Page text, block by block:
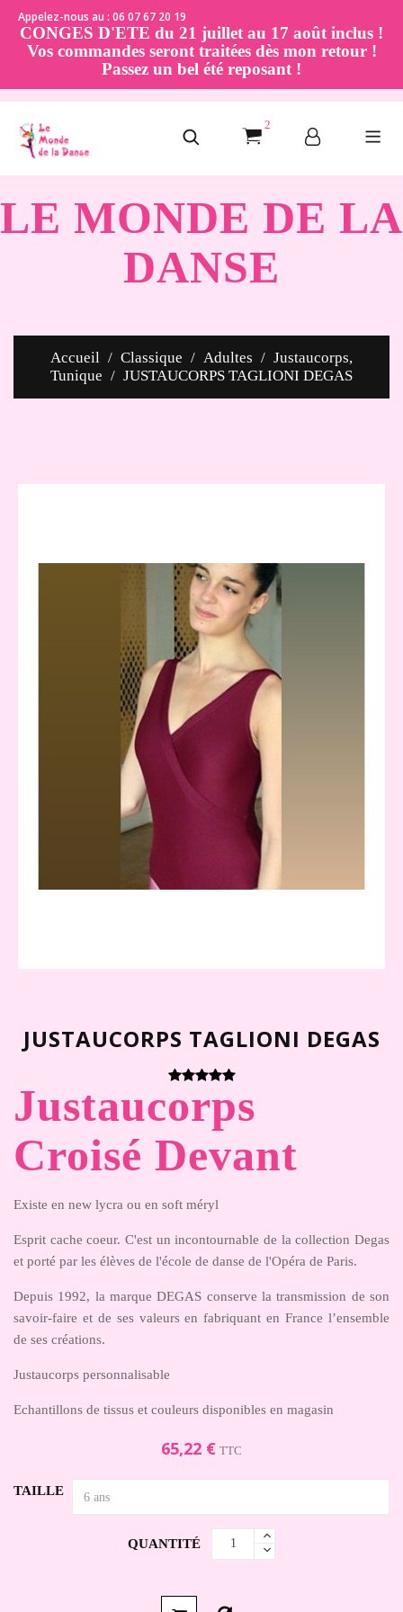
Appelez-nous au : 06 07 67 20 19
CONGES D'ETE du 21 juillet au 17 août inclus !
Vos commandes seront traitées dès mon retour !
Passez un bel été reposant !
2
LE MONDE DE LA
DANSE
Accueil Classique Adultes
Justaucorps,
Tunique
JUSTAUCORPS TAGLIONI DEGAS
JUSTAUCORPS TAGLIONI DEGAS
Justaucorps
Croisé Devant
Existe en new lycra ou en soft méryl
Esprit cache coeur. C'est un incontournable de la collection Degas
et porté par les élèves de l'école de danse de l'Opéra de Paris.
Depuis 1992, la marque DEGAS conserve la transmission de son
savoir-faire et de ses valeurs en fabriquant en France l’ensemble
de ses créations.
Justaucorps personnalisable
Echantillons de tissus et couleurs disponibles en magasin
65,22 € TTC
TAILLE
QUANTITÉ